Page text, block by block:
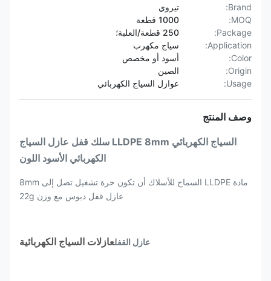
Brand:
تيروي
MOQ:
1000 قطعة
Package:
250 قطعة/العلبة؛
Application:
سياج مكهرب
Color:
أسود أو مخصص
Origin:
الصين
Usage:
عوازل السياج الكهربائي
وصف المنتج
السياج الكهربائي LLDPE 8mm سلك قفل عازل السياج
الكهربائي الأسود اللون
مادة LLDPE السماح للأسلاك أن تكون حرة تشغيل تصل إلى 8mm
عازل قفل دبوس مع وزن 22g
عازل القفلعازلات السياج الكهربائية